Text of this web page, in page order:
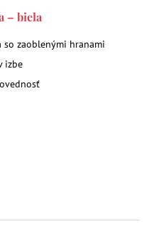
– biela
zaoblenými hranami
izbe